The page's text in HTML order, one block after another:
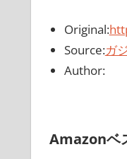
Original:
Source:ガ
Author:
Amazonベ